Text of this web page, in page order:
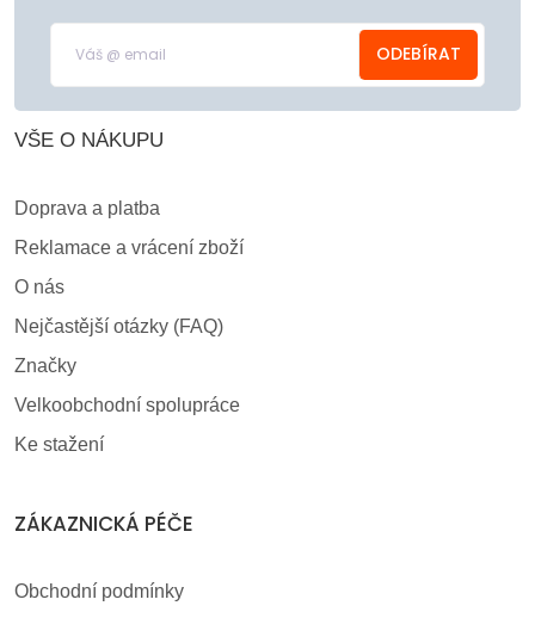
ODEBÍRAT
VŠE O NÁKUPU
Doprava a platba
Reklamace a vrácení zboží
O nás
Nejčastější otázky (FAQ)
Značky
Velkoobchodní spolupráce
Ke stažení
ZÁKAZNICKÁ PÉČE
Obchodní podmínky